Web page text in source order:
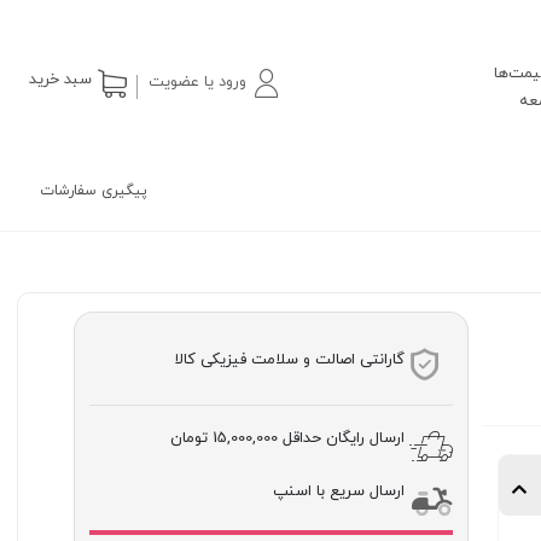
ورود یا عضویت سبد خرید
پیگیری سفارشات
گارانتی اصالت و سلامت فیزیکی کالا
ارسال رایگان حداقل 15,000,000 تومان
ارسال سریع با اسنپ